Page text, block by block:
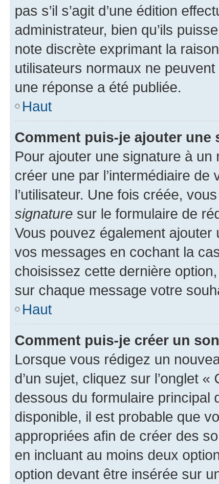
pas s’il s’agit d’une édition
administrateur, bien qu’ils
note discrète exprimant la
utilisateurs normaux ne
une réponse a été publiée.
Haut
Comment puis-je ajouter une
Pour ajouter une signature à un
créer une par l’intermédiaire
l’utilisateur. Une fois créée,
signature sur le formulaire de
Vous pouvez également
vos messages en cochant la
choisissez cette dernière
sur chaque message votre
Haut
Comment puis-je créer un
Lorsque vous rédigez un
d’un sujet, cliquez sur l’onglet
dessous du formulaire principal
disponible, il est probable que
appropriées afin de créer des
en incluant au moins deux
option devant être insérée sur